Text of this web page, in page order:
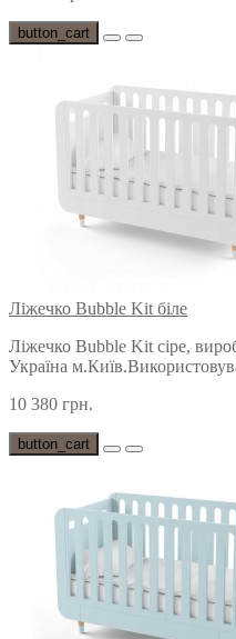
button_cart
Ліжечко Bubble Kit біле
Ліжечко Bubble Kit сіре,
Україна
10 380 грн.
button_cart